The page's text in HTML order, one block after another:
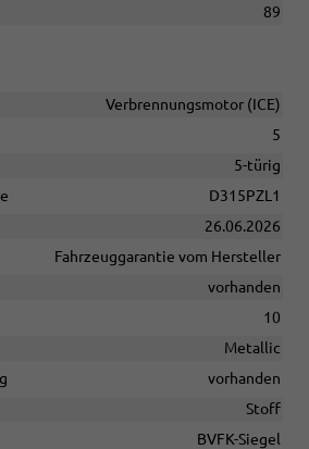
89
Verbrennungsmotor (ICE)
5
5-türig
D315PZL1
26.06.2026
Fahrzeuggarantie vom Hersteller
vorhanden
10
Metallic
vorhanden
Stoff
BVFK-Siegel